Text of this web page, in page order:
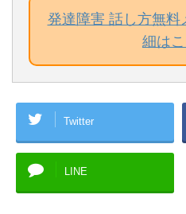
発達障害 話し方無料
細は
Twitter
LINE